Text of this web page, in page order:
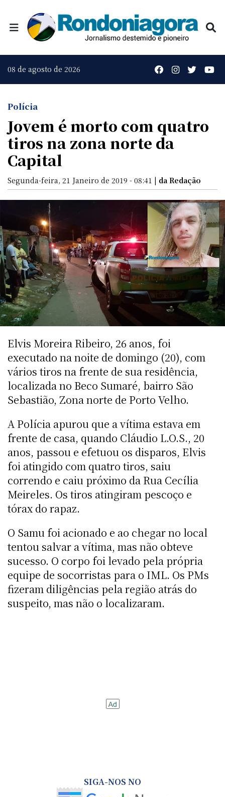
08 de agosto de 2026
Polícia
Jovem é morto com quatro
tiros na zona norte da
Capital
Segunda-feira, 21 Janeiro de 2019 - 08:41 | da Redação
Elvis Moreira Ribeiro, 26 anos, foi
executado na noite de domingo (20), com
vários tiros na frente de sua residência,
localizada no Beco Sumaré, bairro São
Sebastião, Zona norte de Porto Velho.
A Polícia apurou que a vítima estava em
frente de casa, quando Cláudio L.O.S., 20
anos, passou e efetuou os disparos, Elvis
foi atingido com quatro tiros, saiu
correndo e caiu próximo da Rua Cecília
Meireles. Os tiros atingiram pescoço e
tórax do rapaz.
O Samu foi acionado e ao chegar no local
tentou salvar a vítima, mas não obteve
sucesso. O corpo foi levado pela própria
equipe de socorristas para o IML. Os PMs
fizeram diligências pela região atrás do
suspeito, mas não o localizaram.
SIGA-NOS NO